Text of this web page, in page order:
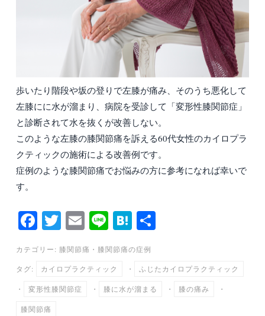
歩いたり階段や坂の登りで左膝が痛み、そのうち悪化して
左膝にに水が溜まり、病院を受診して「変形性膝関節症」
と診断されて水を抜くが改善しない。
このような左膝の膝関節痛を訴える60代女性のカイロプラ
クティックの施術による改善例です。
症例のような膝関節痛でお悩みの方に参考になれば幸いで
す。
Fa
ce
bo
ok
T
wi
tte
r
E
m
ail
Li
ne
H
at
en
a
カテゴリー: 膝関節痛 ・ 膝関節痛の症例
タグ: カイロプラクティック ・ ふじたカイロプラクティック
・ 変形性膝関節症 ・ 膝に水が溜まる ・ 膝の痛み ・
膝関節痛